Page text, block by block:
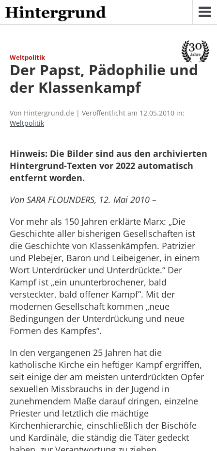
Skip
to
content
Weltpolitik
Der Papst, Pädophilie und
der Klassenkampf
Von Hintergrund.de | Veröffentlicht am 12.05.2010 in:
Weltpolitik
Hinweis: Die Bilder sind aus den archivierten
Hintergrund-Texten vor 2022 automatisch
entfernt worden.
Von SARA FLOUNDERS, 12. Mai 2010 –
Vor mehr als 150 Jahren erklärte Marx: „Die
Geschichte aller bisherigen Gesellschaften ist
die Geschichte von Klassenkämpfen. Patrizier
und Plebejer, Baron und Leibeigener, in einem
Wort Unterdrücker und Unterdrückte.“ Der
Kampf ist „ein ununterbrochener, bald
versteckter, bald offener Kampf“. Mit der
modernen Gesellschaft kommen „neue
Bedingungen der Unterdrückung und neue
Formen des Kampfes“.
In den vergangenen 25 Jahren hat die
katholische Kirche ein heftiger Kampf ergriffen,
seit einige der am meisten unterdrückten Opfer
sexuellen Missbrauchs in der Jugend in
zunehmendem Maße darauf dringen, einzelne
Priester und letztlich die mächtige
Kirchenhierarchie, einschließlich der Bischöfe
und Kardinäle, die ständig die Täter gedeckt